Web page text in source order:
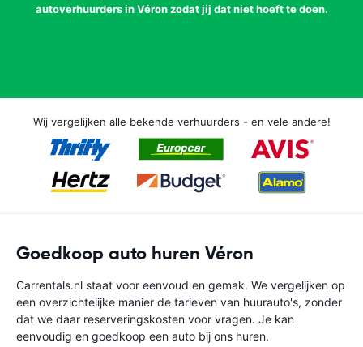
autoverhuurders in Véron zodat jij dat niet hoeft te doen.
Wij vergelijken alle bekende verhuurders - en vele andere!
Goedkoop auto huren Véron
Carrentals.nl staat voor eenvoud en gemak. We vergelijken op
een overzichtelijke manier de tarieven van huurauto's, zonder
dat we daar reserveringskosten voor vragen. Je kan
eenvoudig en goedkoop een auto bij ons huren.